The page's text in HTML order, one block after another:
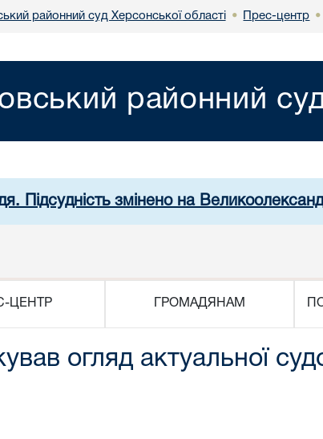
районний суд Херсонської області • Прес-центр •
районний
Підсудність змінено на
ЦЕНТР ГРОМАДЯНАМ
огляд актуальної